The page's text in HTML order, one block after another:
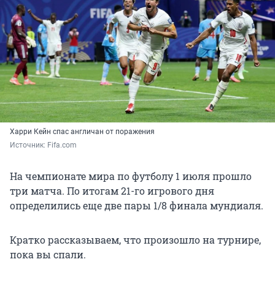
Харри Кейн спас англичан от поражения
Источник: Fifa.com
На чемпионате мира по футболу 1 июля прошло
три матча. По итогам 21-го игрового дня
определились еще две пары 1/8 финала мундиаля.
Кратко рассказываем, что произошло на турнире,
пока вы спали.